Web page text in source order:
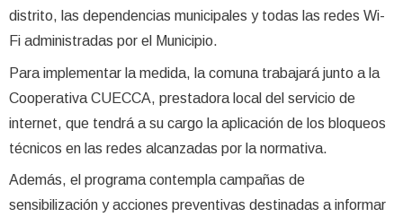
distrito, las dependencias municipales y todas las redes Wi-
Fi administradas por el Municipio.
Para implementar la medida, la comuna trabajará junto a la
Cooperativa CUECCA, prestadora local del servicio de
internet, que tendrá a su cargo la aplicación de los bloqueos
técnicos en las redes alcanzadas por la normativa.
Además, el programa contempla campañas de
sensibilización y acciones preventivas destinadas a informar